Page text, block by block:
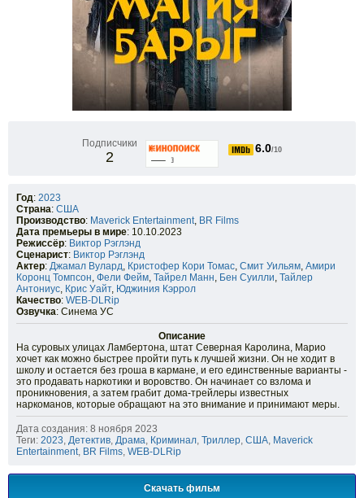
Подписчики
2
6.0/10
Год: 2023
Страна: США
Производство: Maverick Entertainment, BR Films
Дата премьеры в мире: 10.10.2023
Режиссёр: Виктор Рэглэнд
Сценарист: Виктор Рэглэнд
Актер: Джамал Вулард, Кристофер Кори Томас, Смит Уильям, Амири
Коронц Томпсон, Фели Фейм, Тайрел Манн, Бен Суилли, Тайлер
Антониус, Крис Уайт, Юджиния Кэррол
Качество: WEB-DLRip
Озвучка: Синема УС
Описание
На суровых улицах Ламбертона, штат Северная Каролина, Марио
хочет как можно быстрее пройти путь к лучшей жизни. Он не ходит в
школу и остается без гроша в кармане, и его единственные варианты -
это продавать наркотики и воровство. Он начинает со взлома и
проникновения, а затем грабит дома-трейлеры известных
наркоманов, которые обращают на это внимание и принимают меры.
Дата создания: 8 ноября 2023
Теги: 2023, Детектив, Драма, Криминал, Триллер, США, Maverick
Entertainment, BR Films, WEB-DLRip
Скачать фильм